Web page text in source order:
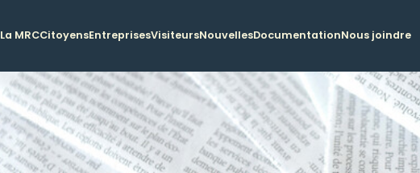
La MRCCitoyensEntreprisesVisiteursNouvellesDocumentationNous joindre